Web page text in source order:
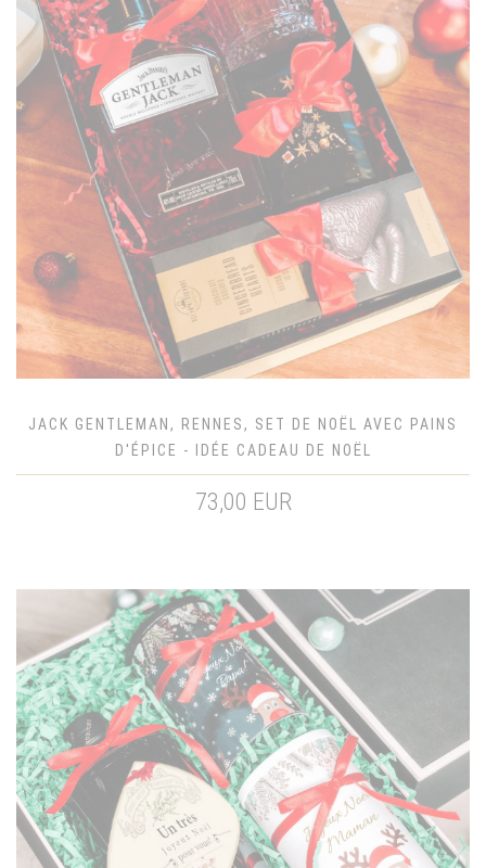
JACK GENTLEMAN, RENNES, SET DE NOËL AVEC PAINS
D'ÉPICE - IDÉE CADEAU DE NOËL
73,00 EUR